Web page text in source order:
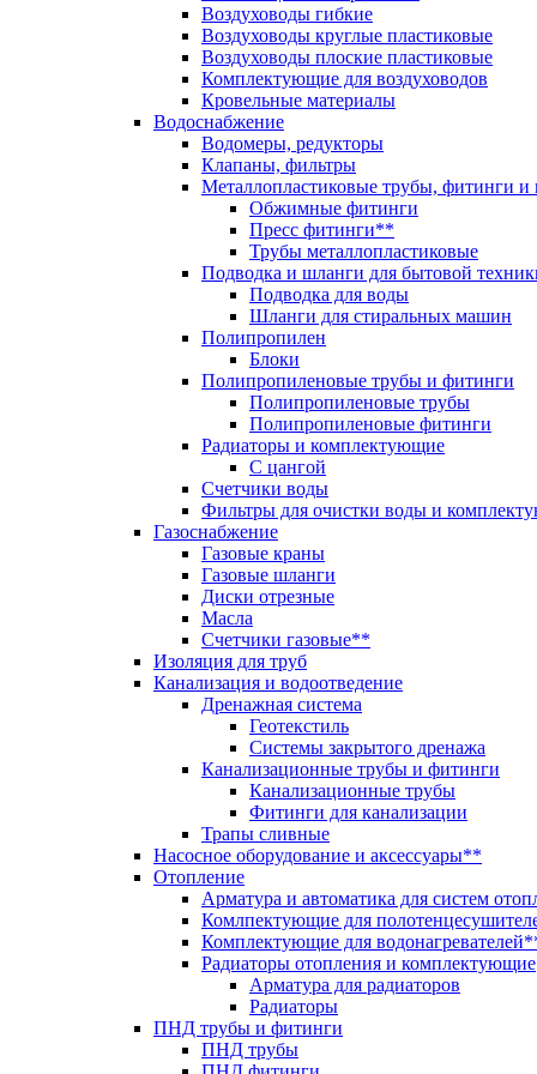
Воздуховоды гибкие
Воздуховоды круглые пластиковые
Воздуховоды плоские пластиковые
Комплектующие для воздуховодов
Кровельные материалы
Водоснабжение
Водомеры, редукторы
Клапаны, фильтры
Металлопластиковые трубы, фитинги
Обжимные фитинги
Пресс фитинги**
Трубы металлопластиковые
Подводка и шланги для бытовой
Подводка для воды
Шланги для стиральных машин
Полипропилен
Блоки
Полипропиленовые трубы и фитинги
Полипропиленовые трубы
Полипропиленовые фитинги
Радиаторы и комплектующие
С цангой
Счетчики воды
Фильтры для очистки воды и
Газоснабжение
Газовые краны
Газовые шланги
Диски отрезные
Масла
Счетчики газовые**
Изоляция для труб
Канализация и водоотведение
Дренажная система
Геотекстиль
Системы закрытого дренажа
Канализационные трубы и фитинги
Канализационные трубы
Фитинги для канализации
Трапы сливные
Насосное оборудование и аксессуары**
Отопление
Арматура и автоматика для систем
Комлпектующие для
Комплектующие для
Радиаторы отопления и комплектующие
Арматура для радиаторов
Радиаторы
ПНД трубы и фитинги
ПНД трубы